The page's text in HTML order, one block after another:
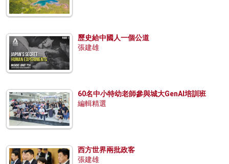
歷史給中國人一個公道
張建雄
60名中小特幼老師參與城大GenAI培訓班
編輯精選
西方世界兩批政客
張建雄